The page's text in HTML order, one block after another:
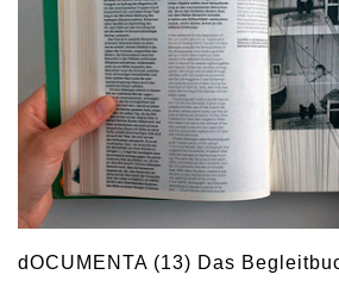
dOCUMENTA (13) Das